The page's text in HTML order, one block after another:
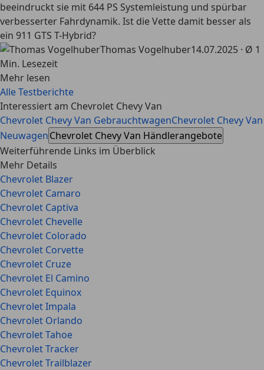
beeindruckt sie mit 644 PS Systemleistung und spürbar
verbesserter Fahrdynamik. Ist die Vette damit besser als
ein 911 GTS T-Hybrid?
Thomas Vogelhuber14.07.2025 · Ø 1
Min. Lesezeit
Mehr lesen
Alle Testberichte
Interessiert am Chevrolet Chevy Van
Chevrolet Chevy Van GebrauchtwagenChevrolet Chevy Van
NeuwagenChevrolet Chevy Van Händlerangebote
Weiterführende Links im Überblick
Mehr Details
Chevrolet Blazer
Chevrolet Camaro
Chevrolet Captiva
Chevrolet Chevelle
Chevrolet Colorado
Chevrolet Corvette
Chevrolet Cruze
Chevrolet El Camino
Chevrolet Equinox
Chevrolet Impala
Chevrolet Orlando
Chevrolet Tahoe
Chevrolet Tracker
Chevrolet Trailblazer